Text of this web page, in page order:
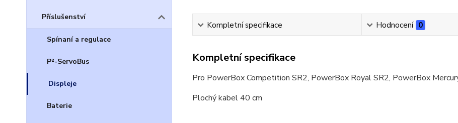
Příslušenství
Spínaní a regulace
P²-ServoBus
Displeje
Baterie
Kompletní specifikace Hodnocení 0
Kompletní specifikace
Pro PowerBox Competition SR2, PowerBox Royal SR2, PowerBox
Plochý kabel 40 cm